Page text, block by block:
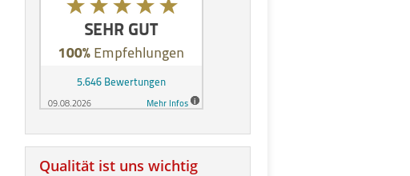
Qualität ist uns wichtig